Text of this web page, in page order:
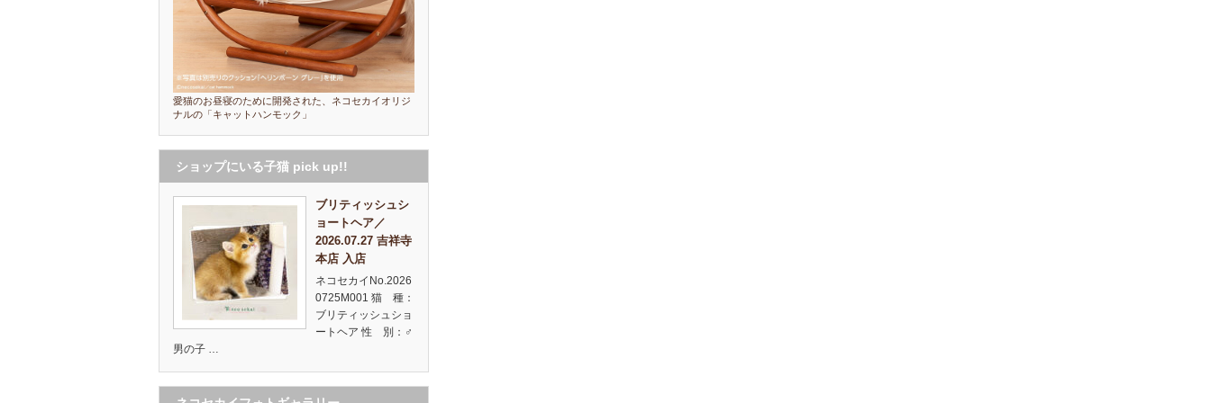
愛猫のお昼寝のために開発された、ネコセカイオリジ
ナルの「キャットハンモック」
ショップにいる子猫 pick up!!
ブリティッシュシ
ョートヘア／
2026.07.27 吉祥寺
本店 入店
ネコセカイNo.2026
0725M001 猫 種：
ブリティッシュショ
ートヘア 性 別：♂
男の子 …